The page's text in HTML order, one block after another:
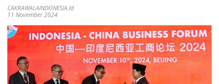
CAKRAWALAINDONESIA.id
11 November 2024